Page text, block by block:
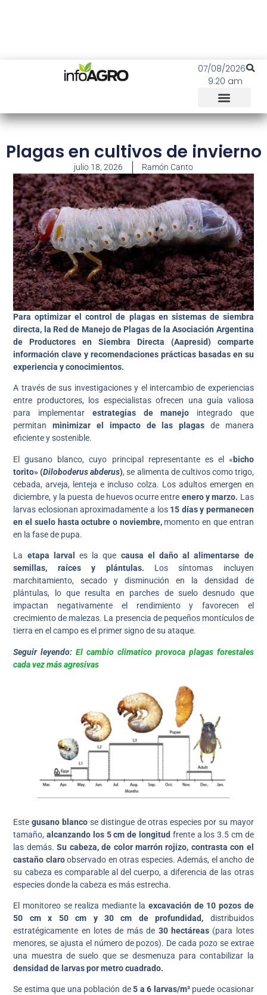
07/08/2026
9:20 am
Plagas en cultivos de invierno
julio 18, 2026 Ramón Canto
Para optimizar el control de plagas en sistemas de siembra
directa, la Red de Manejo de Plagas de la Asociación Argentina
de Productores en Siembra Directa (Aapresid) comparte
información clave y recomendaciones prácticas basadas en su
experiencia y conocimientos.
A través de sus investigaciones y el intercambio de experiencias
entre productores, los especialistas ofrecen una guía valiosa
para implementar estrategias de manejo integrado que
permitan minimizar el impacto de las plagas de manera
eficiente y sostenible.
El gusano blanco, cuyo principal representante es el «bicho
torito» (Diloboderus abderus), se alimenta de cultivos como trigo,
cebada, arveja, lenteja e incluso colza. Los adultos emergen en
diciembre, y la puesta de huevos ocurre entre enero y marzo. Las
larvas eclosionan aproximadamente a los 15 días y permanecen
en el suelo hasta octubre o noviembre,momento en que entran
en la fase de pupa.
La etapa larval es la que causa el daño al alimentarse de
semillas, raíces y plántulas. Los síntomas incluyen
marchitamiento, secado y disminución en la densidad de
plántulas, lo que resulta en parches de suelo desnudo que
impactan negativamente el rendimiento y favorecen el
crecimiento de malezas. La presencia de pequeños montículos de
tierra en el campo es el primer signo de su ataque.
Seguir leyendo:El cambio climatico provoca plagas forestales
cada vez más agresivas
Estegusano blanco se distingue de otras especies por su mayor
tamaño,alcanzando los 5 cm de longitud frente a los 3.5 cm de
las demás.Su cabeza, de color marrón rojizo, contrasta con el
castaño claroobservado en otras especies. Además, el ancho de
su cabeza es comparable al del cuerpo, a diferencia de las otras
especies donde la cabeza es más estrecha.
El monitoreo se realiza mediante laexcavación de 10 pozos de
50 cm x 50 cm y 30 cm de profundidad, distribuidos
estratégicamente en lotes de más de 30 hectáreas(para lotes
menores, se ajusta el número de pozos). De cada pozo se extrae
una muestra de suelo que se desmenuza para contabilizar la
densidad de larvas por metro cuadrado.
Se estima que una población de5 a 6 larvas/m² puede ocasionar